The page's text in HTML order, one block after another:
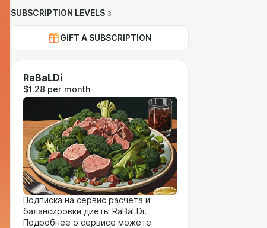
SUBSCRIPTION LEVELS 3
GIFT A SUBSCRIPTION
RaBaLDi
$1.28 per month
Подписка на сервис расчета и
балансировки диеты RaBaLDi.
Подробнее о сервисе можете